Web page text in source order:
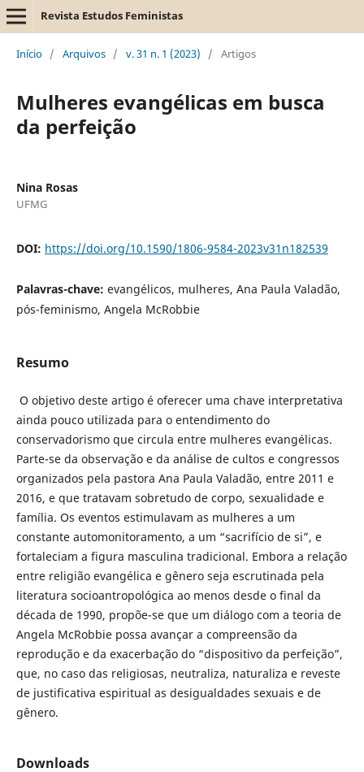
Revista Estudos Feministas
Início / Arquivos / v. 31 n. 1 (2023) / Artigos
Mulheres evangélicas em busca
da perfeição
Nina Rosas
UFMG
DOI: https://doi.org/10.1590/1806-9584-2023v31n182539
Palavras-chave: evangélicos, mulheres, Ana Paula Valadão,
pós-feminismo, Angela McRobbie
Resumo
O objetivo deste artigo é oferecer uma chave interpretativa
ainda pouco utilizada para o entendimento do
conservadorismo que circula entre mulheres evangélicas.
Parte-se da observação e da análise de cultos e congressos
organizados pela pastora Ana Paula Valadão, entre 2011 e
2016, e que tratavam sobretudo de corpo, sexualidade e
família. Os eventos estimulavam as mulheres a um
constante automonitoramento, a um “sacrifício de si”, e
fortaleciam a figura masculina tradicional. Embora a relação
entre religião evangélica e gênero seja escrutinada pela
literatura socioantropológica ao menos desde o final da
década de 1990, propõe-se que um diálogo com a teoria de
Angela McRobbie possa avançar a compreensão da
reprodução e da exacerbação do “dispositivo da perfeição”,
que, no caso das religiosas, neutraliza, naturaliza e reveste
de justificativa espiritual as desigualdades sexuais e de
gênero.
Downloads